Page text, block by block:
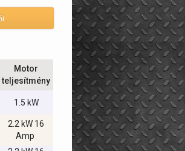
Motor
teljesítmény
1.5 kW
2.2 kW 16
Amp